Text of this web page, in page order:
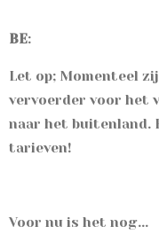
BE:
Let op; Momenteel
vervoerder voor het
naar het buitenland.
tarieven!
Voor nu is het nog...